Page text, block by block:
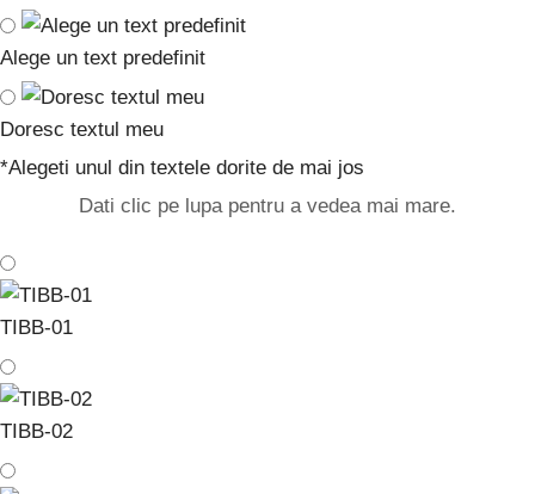
Alege un text predefinit
Doresc textul meu
*Alegeti unul din textele dorite de mai jos
Dati clic pe lupa pentru a vedea mai mare.
TIBB-01
TIBB-02